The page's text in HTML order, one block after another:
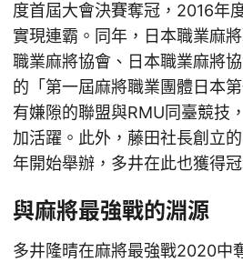
度首屆大會決賽奪冠，2016年
實現連霸。同年，日本職業麻
職業麻將協會、日本職業麻將
的「第一屆麻將職業團體日本
有嫌隙的聯盟與RMU同臺競技
加活躍。此外，藤田社長創立
年開始舉辦，多井在此也獲得冠
與麻將最強戰的淵源
多井隆晴在麻將最強戰2020中